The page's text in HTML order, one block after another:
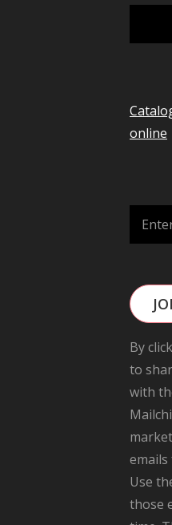
Search
online
By
to
with
Use
those